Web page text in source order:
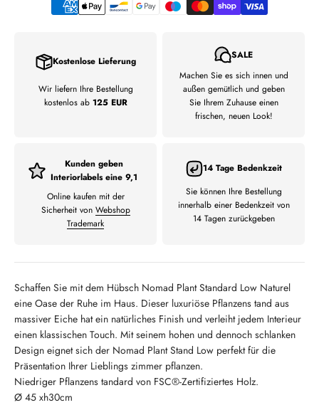
Kostenlose Lieferung
Wir liefern Ihre Bestellung
kostenlos ab 125 EUR
SALE
Machen Sie es sich innen und
außen gemütlich und geben
Sie Ihrem Zuhause einen
frischen, neuen Look!
Kunden geben
Interiorlabels eine 9,1
Online kaufen mit der
Sicherheit von Webshop
Trademark
14 Tage Bedenkzeit
Sie können Ihre Bestellung
innerhalb einer Bedenkzeit von
14 Tagen zurückgeben
Schaffen Sie mit dem Hübsch Nomad Plant Standard Low Naturel
eine Oase der Ruhe im Haus. Dieser luxuriöse Pflanzens tand aus
massiver Eiche hat ein natürliches Finish und verleiht jedem Interieur
einen klassischen Touch. Mit seinem hohen und dennoch schlanken
Design eignet sich der Nomad Plant Stand Low perfekt für die
Präsentation Ihrer Lieblings zimmer pflanzen.
Niedriger Pflanzens tandard von FSC®-Zertifiziertes Holz.
Ø 45 xh30cm